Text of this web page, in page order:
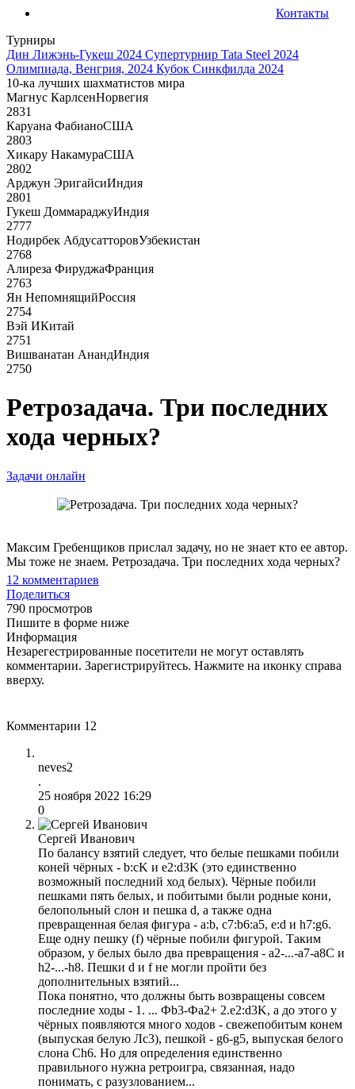
Контакты
Турниры
Дин Лижэнь-Гукеш 2024 Супертурнир Tata Steel 2024
Олимпиада, Венгрия, 2024 Кубок Синкфилда 2024
10-ка лучших шахматистов мира
Магнус КарлсенНорвегия
2831
Каруана ФабианоСША
2803
Хикару НакамураСША
2802
Арджун ЭригайсиИндия
2801
Гукеш ДоммараджуИндия
2777
Нодирбек АбдусатторовУзбекистан
2768
Алиреза ФируджаФранция
2763
Ян НепомнящийРоссия
2754
Вэй ИКитай
2751
Вишванатан АнандИндия
2750
Ретрозадача. Три последних
хода черных?
Задачи онлайн
Максим Гребенщиков прислал задачу, но не знает кто ее автор.
Мы тоже не знаем. Ретрозадача. Три последних хода черных?
12 комментариев
Поделиться
790 просмотров
Пишите в форме ниже
Информация
Незарегестрированные посетители не могут оставлять
комментарии. Зарегистрируйтесь. Нажмите на иконку справа
вверху.
Комментарии 12
neves2
.
25 ноября 2022 16:29
0
Сергей Иванович
По балансу взятий следует, что белые пешками побили
коней чёрных - b:cK и e2:d3K (это единственно
возможный последний ход белых). Чёрные побили
пешками пять белых, и побитыми были родные кони,
белопольный слон и пешка d, а также одна
превращенная белая фигура - a:b, c7:b6:a5, e:d и h7:g6.
Еще одну пешку (f) чёрные побили фигурой. Таким
образом, у белых было два превращения - a2-...-а7-а8С и
h2-...-h8. Пешки d и f не могли пройти без
дополнительных взятий...
Пока понятно, что должны быть возвращены совсем
последние ходы - 1. ... Фb3-Фа2+ 2.e2:d3K, а до этого у
чёрных появляются много ходов - свежепобитым конем
(выпуская белую Лс3), пешкой - g6-g5, выпуская белого
слона Сh6. Но для определения единственно
правильного нужна ретроигра, связанная, надо
понимать, с разузлованием...